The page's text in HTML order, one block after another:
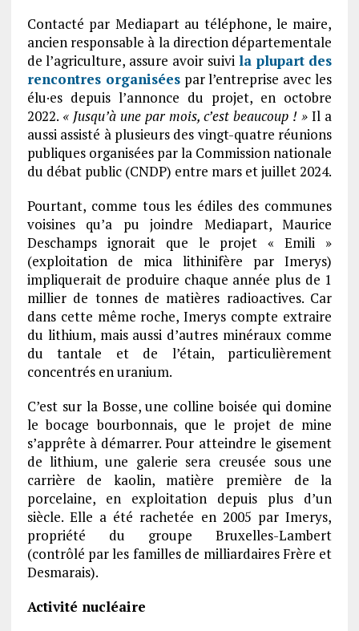
Contacté par Mediapart au téléphone, le maire,
ancien responsable à la direction départementale
de l’agriculture, assure avoir suivi la plupart des
rencontres organiséespar l’entreprise avec les
élu·es depuis l’annonce du projet, en octobre
2022. « Jusqu’à une par mois, c’est beaucoup ! » Il a
aussi assisté à plusieurs des vingt-quatre réunions
publiques organisées par la Commission nationale
du débat public (CNDP) entre mars et juillet 2024.
Pourtant, comme tous les édiles des communes
voisines qu’a pu joindre Mediapart, Maurice
Deschamps ignorait que le projet « Emili »
(exploitation de mica lithinifère par Imerys)
impliquerait de produire chaque année plus de 1
millier de tonnes de matières radioactives. Car
dans cette même roche, Imerys compte extraire
du lithium, mais aussi d’autres minéraux comme
du tantale et de l’étain, particulièrement
concentrés en uranium.
C’est sur la Bosse, une colline boisée qui domine
le bocage bourbonnais, que le projet de mine
s’apprête à démarrer. Pour atteindre le gisement
de lithium, une galerie sera creusée sous une
carrière de kaolin, matière première de la
porcelaine, en exploitation depuis plus d’un
siècle. Elle a été rachetée en 2005 par Imerys,
propriété du groupe Bruxelles-Lambert
(contrôlé par les familles de milliardaires Frère et
Desmarais).
Activité nucléaire